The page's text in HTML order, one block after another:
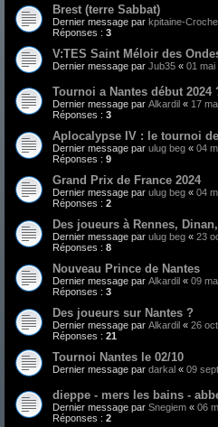
Brest (terre Sabbat)
Dernier message par kpitaine-
Réponses : 3
V:TES Saint Méloir des
Dernier message par Jub35 « 01 mai
Tournoi a Nantes début 2024
Dernier message par Alkardil « 17
Réponses : 3
Aplocalypse IV : le tournoi
Dernier message par ulug beg « 04
Réponses : 9
Grand Prix de France 2024
Dernier message par ulug beg « 04
Réponses : 2
Des joueurs à Rennes,
Dernier message par ulug beg « 23
Réponses : 8
Nouveau Prince de Nantes
Dernier message par Alkardil « 09
Réponses : 3
Des joueurs sur Nantes ?
Dernier message par Alkardil « 26
Réponses : 21
Tournoi Nantes le 02/10
Dernier message par darkal « 09
dieppe - mers les bains -
Dernier message par Snegiem « 06
Réponses : 2